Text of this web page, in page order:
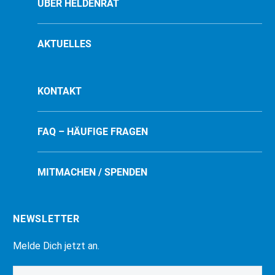
ÜBER HELDENRAT
AKTUELLES
KONTAKT
FAQ – HÄUFIGE FRAGEN
MITMACHEN / SPENDEN
NEWSLETTER
Melde Dich jetzt an.